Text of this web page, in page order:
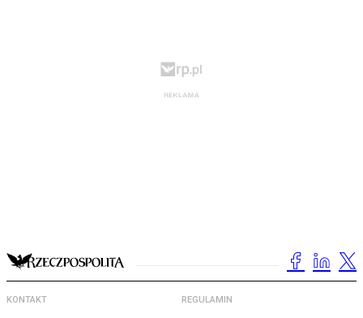
KONTAKT REGULAMIN